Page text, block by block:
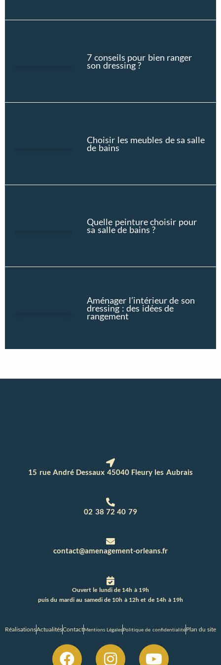
7 conseils pour bien ranger
son dressing ?
Choisir les meubles de sa salle
de bains
Quelle peinture choisir pour
sa salle de bains ?
Aménager l’intérieur de son
dressing : des idées de
rangement
15 rue André Dessaux 45040 Fleury les Aubrais
02 38 72 40 79
contact@amenagement-orleans.fr
Ouvert le lundi de 14h à 19h
puis du mardi au samedi de 10h à 12h et de 14h à 19h
RéalisationsActualitésContactMentions LégalesPolitique de confidentialitéPlan du site